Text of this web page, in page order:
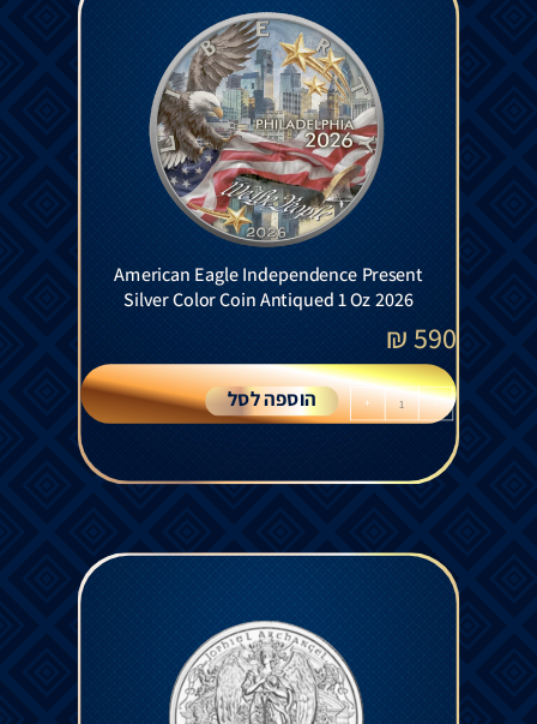
American Eagle Independence Present
Silver Color Coin Antiqued 1 Oz 2026
590
₪
-
+ הוספה לסל